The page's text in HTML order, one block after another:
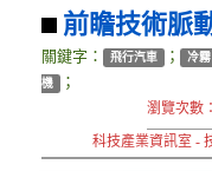
前瞻技術脈
關鍵字： 飛行汽車 ； 冷霧
機 ；
瀏覽次數：
科技產業資訊室 -